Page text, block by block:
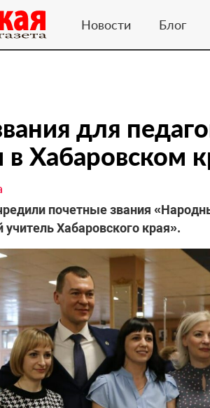
Новости Блог
для
Хабаровском
почетные звания
Хабаровского края».